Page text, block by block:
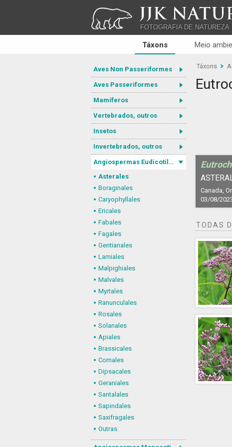
JJK
FOTOGRAFIA DE NATUREZA
Táxons Meio
Aves Non Passeriformes
Aves Passeriformes
Mamíferos
Vertebrados, outros
Insetos
Invertebrados, outros
Angiospermas Eudicotiledôneas
Asterales
Boraginales
Caryophyllales
Ericales
Fabales
Fagales
Gentianales
Lamiales
Malpighiales
Malvales
Myrtales
Ranunculales
Rosales
Solanales
Apiales
Brassicales
Cornales
Dipsacales
Geraniales
Santalales
Sapindales
Saxifragales
Outras
Táxons
Canada,
03/08/
TODAS